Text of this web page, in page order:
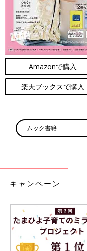
Amazonで購入
楽天ブックスで購入
ムック書籍
キャンペーン